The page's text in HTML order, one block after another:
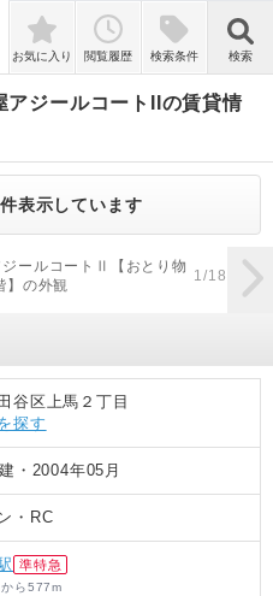
検索
お気に入り 閲覧履歴 検索条件 検索
ジールコートII の賃貸情
件表示しています
zoom_in
ールコートⅡ【おとり物
】の外観
1/18
ス
谷区上馬２丁目
探す
・ 2004年05月
・ RC
準特急
から577m